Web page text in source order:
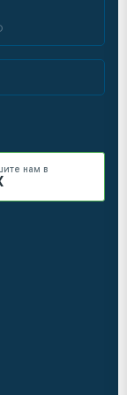
нам в